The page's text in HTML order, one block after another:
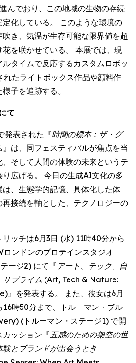
んでおり、この地域の生物の存続
化している。 このような環境の
き、気温が生存可能な限界値を超
花を咲かせている。 本展では、現
タイムで反応するカスタムロボッ
れたライトボックス作品や顔料作
子を追跡する。
て
発表された『時間の標本：ザ・グ
』は、同フェスティバルが焦点を当
そして人間の体験の未来というテ
り広げる。 今日の生成AI文化の多
は、生態学的記憶、具体化した体
接続を軸とした、テクノロジーの
ッチは6月3日 (水) 11時40分から
ロンドンのプロテインスタジオ
ージ2) にて『 アート、テック、自
サブライム (Art, Tech & Nature:
』を発表する。 また、彼女は6月
16時50分まで、トルーマン・ブル
(トルーマン・ステージ1) で開
ッション『五感のための架空の世
とブランドが出会うとき